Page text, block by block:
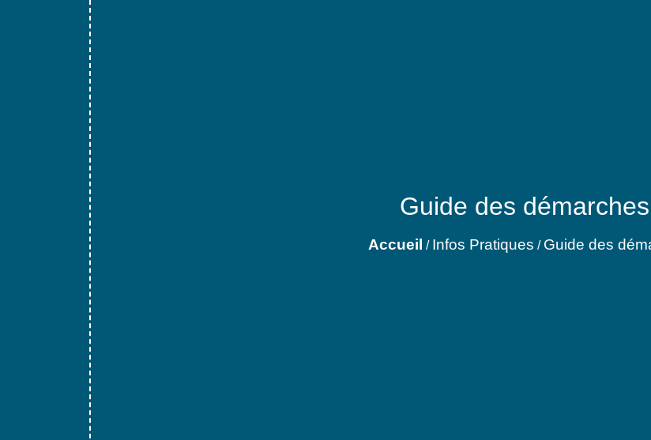
Guide des démarches
Accueil / Infos Pratiques / Guide des